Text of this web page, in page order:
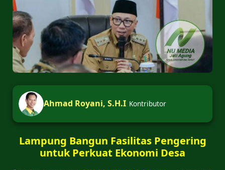
Ahmad Royani, S.H.I Kontributor
Lampung Bangun Fasilitas Pengering
untuk Perkuat Ekonomi Desa